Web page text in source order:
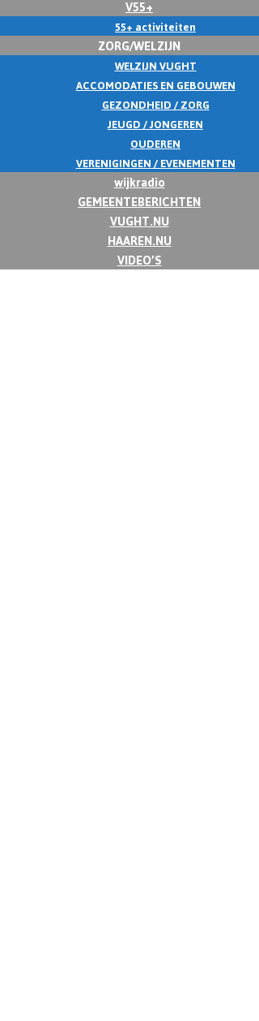
V55+
55+ activiteiten
ZORG/WELZIJN
WELZIJN VUGHT
ACCOMODATIES EN GEBOUWEN
GEZONDHEID / ZORG
JEUGD / JONGEREN
OUDEREN
VERENIGINGEN / EVENEMENTEN
wijkradio
GEMEENTEBERICHTEN
VUGHT.NU
HAAREN.NU
VIDEO’S